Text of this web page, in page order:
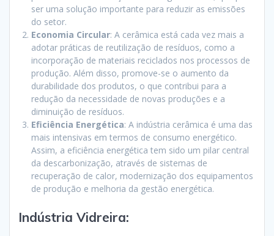
ser uma solução importante para reduzir as emissões
do setor.
Economia Circular: A cerâmica está cada vez mais a
adotar práticas de reutilização de resíduos, como a
incorporação de materiais reciclados nos processos de
produção. Além disso, promove-se o aumento da
durabilidade dos produtos, o que contribui para a
redução da necessidade de novas produções e a
diminuição de resíduos.
Eficiência Energética: A indústria cerâmica é uma das
mais intensivas em termos de consumo energético.
Assim, a eficiência energética tem sido um pilar central
da descarbonização, através de sistemas de
recuperação de calor, modernização dos equipamentos
de produção e melhoria da gestão energética.
Indústria Vidreira: